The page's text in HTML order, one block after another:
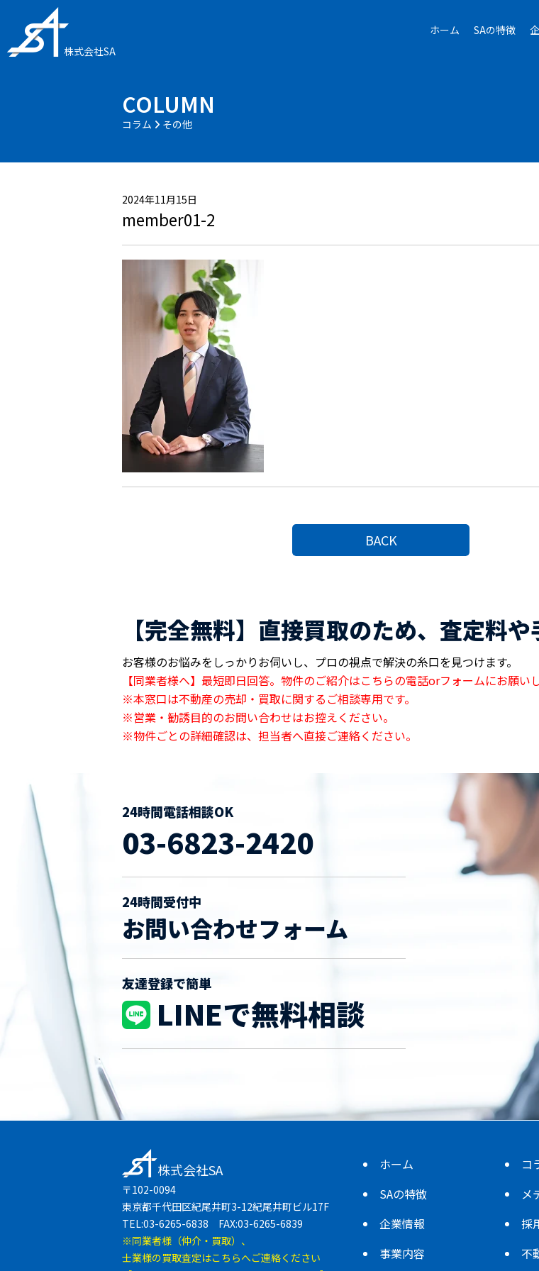
株式会社SA
ホーム SAの特徴
COLUMN
コラム その他
2024年11月15日
member01-2
BACK
【完全無料】直接買取のため、査定料
お客様のお悩みをしっかりお伺いし、プロの視点で解決の糸口を見つけます。
【同業者様へ】最短即日回答。物件のご紹介はこちらの電話orフォームにお願いし
※本窓口は不動産の売却・買取に関するご相談専用です。
※営業・勧誘目的のお問い合わせはお控えください。
※物件ごとの詳細確認は、担当者へ直接ご連絡ください。
24時間電話相談OK
03-6823-2420
24時間受付中
お問い合わせフォーム
友達登録で簡単
LINEで無料相談
株式会社SA
〒102-0094
東京都千代田区紀尾井町3-12紀尾井町ビル17F
TEL:03-6265-6838 FAX:03-6265-6839
※同業者様（仲介・買取）、
士業様の買取査定はこちらへご連絡ください
ホーム
SAの特徴
企業情報
事業内容
コ
メ
採
不